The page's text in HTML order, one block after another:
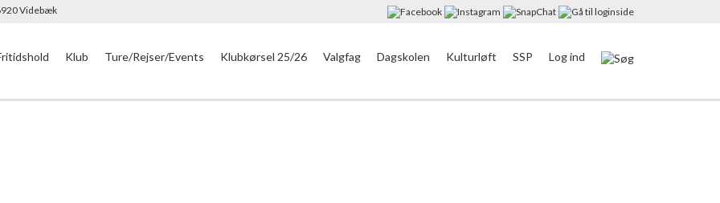
Videbæk
Log ind
SSP
Kulturløft
Dagskolen
Valgfag
Klubkørsel 25/26
Ture/Rejser/Events
Klub